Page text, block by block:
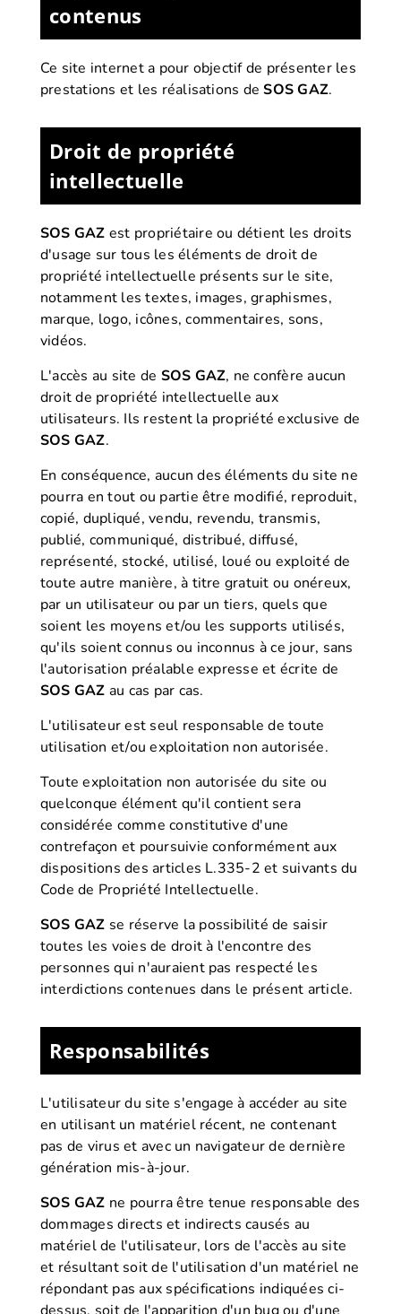
contenus
Ce site internet a pour objectif de présenter les
prestations et les réalisations deSOS GAZ.
Droit de propriété
intellectuelle
SOS GAZ est propriétaire ou détient les droits
d'usage sur tous les éléments de droit de
propriété intellectuelle présents sur le site,
notamment les textes, images, graphismes,
marque, logo, icônes, commentaires, sons,
vidéos.
L'accès au site de SOS GAZ, ne confère aucun
droit de propriété intellectuelle aux
utilisateurs. Ils restent la propriété exclusive de
SOS GAZ.
En conséquence, aucun des éléments du site ne
pourra en tout ou partie être modifié, reproduit,
copié, dupliqué, vendu, revendu, transmis,
publié, communiqué, distribué, diffusé,
représenté, stocké, utilisé, loué ou exploité de
toute autre manière, à titre gratuit ou onéreux,
par un utilisateur ou par un tiers, quels que
soient les moyens et/ou les supports utilisés,
qu'ils soient connus ou inconnus à ce jour, sans
l'autorisation préalable expresse et écrite de
SOS GAZ au cas par cas.
L'utilisateur est seul responsable de toute
utilisation et/ou exploitation non autorisée.
Toute exploitation non autorisée du site ou
quelconque élément qu'il contient sera
considérée comme constitutive d'une
contrefaçon et poursuivie conformément aux
dispositions des articles L.335-2 et suivants du
Code de Propriété Intellectuelle.
SOS GAZ se réserve la possibilité de saisir
toutes les voies de droit à l'encontre des
personnes qui n'auraient pas respecté les
interdictions contenues dans le présent article.
Responsabilités
L'utilisateur du site s'engage à accéder au site
en utilisant un matériel récent, ne contenant
pas de virus et avec un navigateur de dernière
génération mis-à-jour.
SOS GAZ ne pourra être tenue responsable des
dommages directs et indirects causés au
matériel de l'utilisateur, lors de l'accès au site
et résultant soit de l'utilisation d'un matériel ne
répondant pas aux spécifications indiquées ci-